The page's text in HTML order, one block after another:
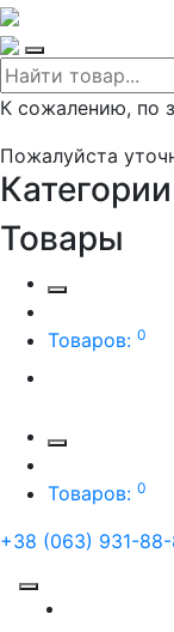
К сожалению, по
Пожалуйста
Категории
Товары
Товаров: 0
Товаров: 0
+38 (063) 931-